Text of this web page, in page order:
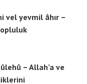
vel yevmil âhır –
– Allah’a ve